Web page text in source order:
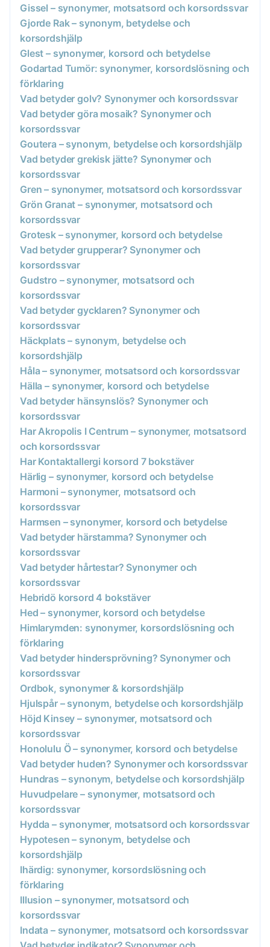
Gissel – synonymer, motsatsord och korsordssvar
Gjorde Rak – synonym, betydelse och
korsordshjälp
Glest – synonymer, korsord och betydelse
Godartad Tumör: synonymer, korsordslösning och
förklaring
Vad betyder golv? Synonymer och korsordssvar
Vad betyder göra mosaik? Synonymer och
korsordssvar
Goutera – synonym, betydelse och korsordshjälp
Vad betyder grekisk jätte? Synonymer och
korsordssvar
Gren – synonymer, motsatsord och korsordssvar
Grön Granat – synonymer, motsatsord och
korsordssvar
Grotesk – synonymer, korsord och betydelse
Vad betyder grupperar? Synonymer och
korsordssvar
Gudstro – synonymer, motsatsord och
korsordssvar
Vad betyder gycklaren? Synonymer och
korsordssvar
Häckplats – synonym, betydelse och
korsordshjälp
Håla – synonymer, motsatsord och korsordssvar
Hälla – synonymer, korsord och betydelse
Vad betyder hänsynslös? Synonymer och
korsordssvar
Har Akropolis I Centrum – synonymer, motsatsord
och korsordssvar
Har Kontaktallergi korsord 7 bokstäver
Härlig – synonymer, korsord och betydelse
Harmoni – synonymer, motsatsord och
korsordssvar
Harmsen – synonymer, korsord och betydelse
Vad betyder härstamma? Synonymer och
korsordssvar
Vad betyder hårtestar? Synonymer och
korsordssvar
Hebridö korsord 4 bokstäver
Hed – synonymer, korsord och betydelse
Himlarymden: synonymer, korsordslösning och
förklaring
Vad betyder hindersprövning? Synonymer och
korsordssvar
Ordbok, synonymer & korsordshjälp
Hjulspår – synonym, betydelse och korsordshjälp
Höjd Kinsey – synonymer, motsatsord och
korsordssvar
Honolulu Ö – synonymer, korsord och betydelse
Vad betyder huden? Synonymer och korsordssvar
Hundras – synonym, betydelse och korsordshjälp
Huvudpelare – synonymer, motsatsord och
korsordssvar
Hydda – synonymer, motsatsord och korsordssvar
Hypotesen – synonym, betydelse och
korsordshjälp
Ihärdig: synonymer, korsordslösning och
förklaring
Illusion – synonymer, motsatsord och
korsordssvar
Indata – synonymer, motsatsord och korsordssvar